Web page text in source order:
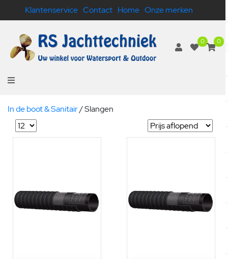
Klantenservice Contact Home Onze merken
0 0
In de boot & Sanitair/Slangen